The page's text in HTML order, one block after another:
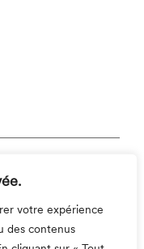
votre expérience
des contenus